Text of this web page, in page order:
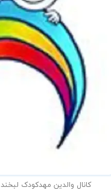
کانال والدین مهدکودک لبخند